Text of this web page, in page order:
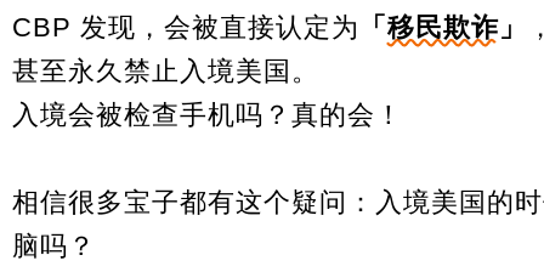
CBP 发现，会被直接认定为
「 移民欺诈 」
甚至永久禁止入境美国。
入境会被检查手机吗？真的会！
相信很多宝子都有这个疑问：入境美国的
脑吗？